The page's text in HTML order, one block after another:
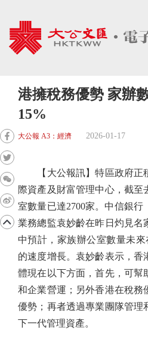
港擁稅務優勢 家辦
15%
大公報 A3：經濟 2026-01-17
【大公報訊】特區政府正
際資產及財富管理中心，截至
室數量已達2700家。中信銀
業務總監袁妙齡在昨日灼見名
中預計，家族辦公室數量未來
的速度增長。袁妙齡表示，香
體現在以下方面，首先，可幫
和企業營運；另外香港在稅務
優勢；再者透過專業團隊管理
下一代管理資產。